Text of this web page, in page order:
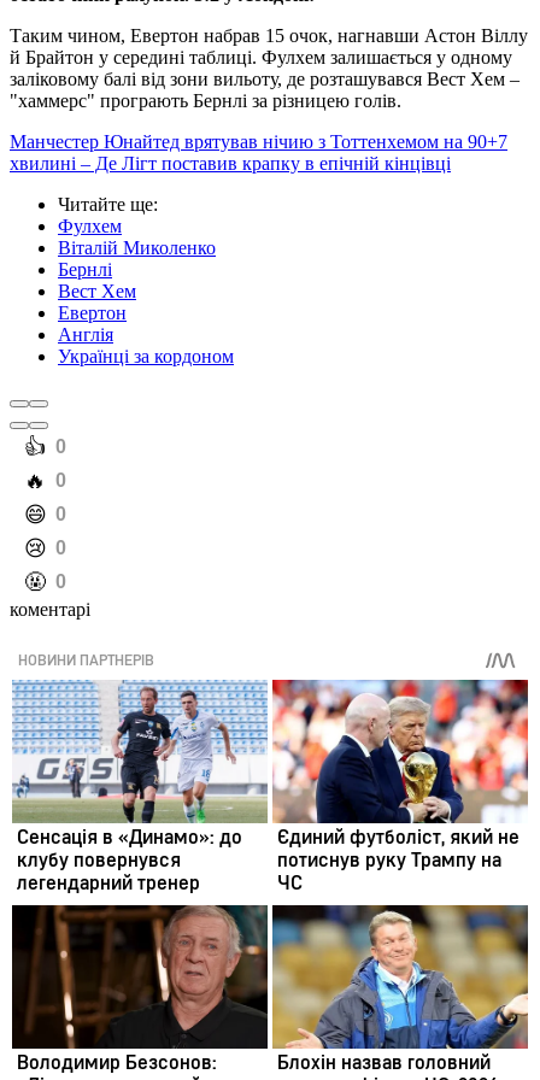
Таким чином, Евертон набрав 15 очок, нагнавши Астон Віллу
й Брайтон у середині таблиці. Фулхем залишається у одному
заліковому балі від зони вильоту, де розташувався Вест Хем –
"хаммерс" програють Бернлі за різницею голів.
Манчестер Юнайтед врятував нічию з Тоттенхемом на 90+7
хвилині – Де Лігт поставив крапку в епічній кінцівці
Читайте ще:
Фулхем
Віталій Миколенко
Бернлі
Вест Хем
Евертон
Англія
Українці за кордоном
️👍 0
️🔥 0
️😄 0
️😢 0
️🤬 0
коментарі